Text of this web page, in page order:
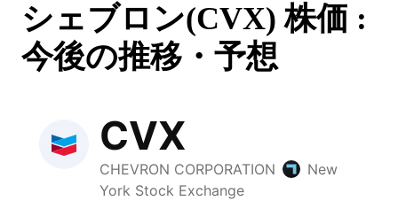
シェブロン(CVX) 株価 :
今後の推移・予想